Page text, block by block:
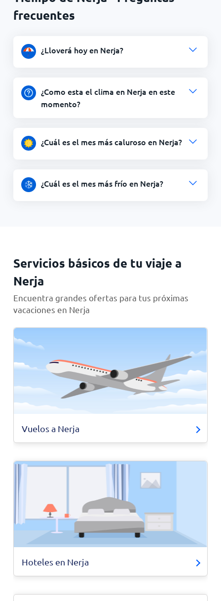
frecuentes
¿Lloverá hoy en Nerja?
¿Como esta el clima en Nerja en este
momento?
¿Cuál es el mes más caluroso en Nerja?
¿Cuál es el mes más frío en Nerja?
Servicios básicos de tu viaje a
Nerja
Encuentra grandes ofertas para tus próximas
vacaciones en Nerja
Vuelos a Nerja
Hoteles en Nerja